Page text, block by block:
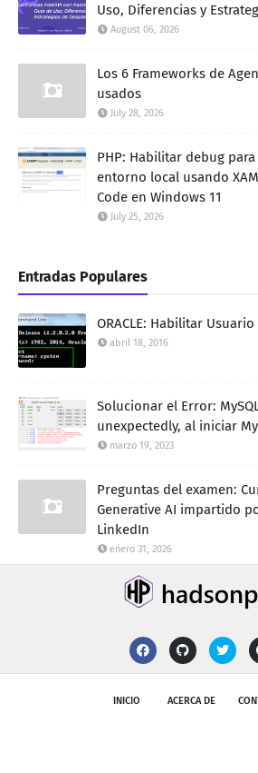
Uso, Diferencias y
August 06, 2026
Los 6 Frameworks de
usados
July 28, 2026
PHP: Habilitar debug
entorno local usando
Code en Windows 11
July 25, 2026
Entradas Populares
ORACLE: Habilitar Usuario
abril 18, 2016
Solucionar el Error:
unexpectedly, al iniciar
marzo 19, 2023
Preguntas del examen:
Generative AI impartido
LinkedIn
enero 31, 2026
INICIO ACERCA DE